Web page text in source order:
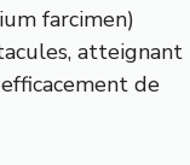
farcimen)
atteignant
de